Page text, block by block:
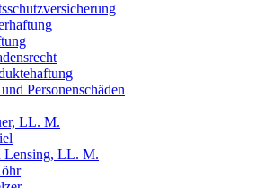
Personenschäden
LL. M.
Lensing, LL. M.